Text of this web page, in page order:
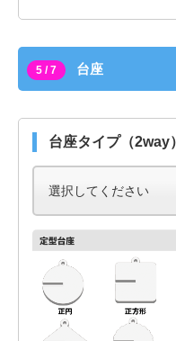
5 / 7 台座
台座タイプ（2way）